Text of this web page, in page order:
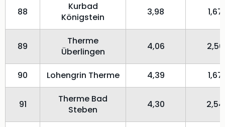
88
Kurbad
Königstein
3,98 1,67
89
Therme
Überlingen
4,06 2,50
90 Lohengrin Therme 4,39 1,67
91
Therme Bad
Steben
4,30 2,54